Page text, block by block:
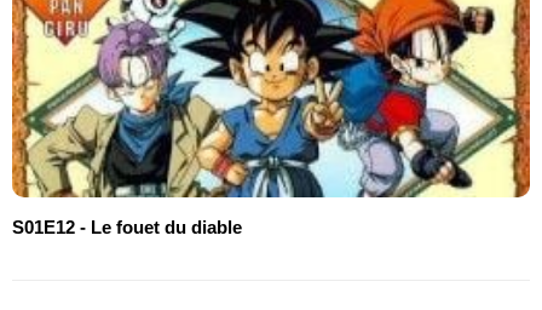
S01E12 - Le fouet du diable